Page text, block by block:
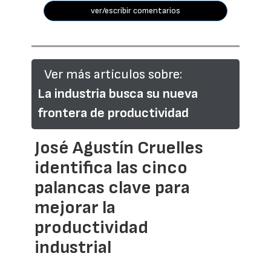
ver/escribir comentarios
Ver más artículos sobre:
La industria busca su nueva
frontera de productividad
José Agustín Cruelles
identifica las cinco
palancas clave para
mejorar la
productividad
industrial